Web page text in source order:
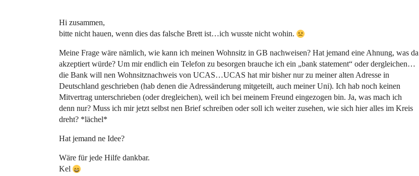
Hi zusammen,
bitte nicht hauen, wenn dies das falsche Brett ist…ich wusste nicht wohin.
Meine Frage wäre nämlich, wie kann ich meinen Wohnsitz in GB nachweisen? Hat jemand eine Ahnung, was da
akzeptiert würde? Um mir endlich ein Telefon zu besorgen brauche ich ein „bank statement“ oder dergleichen…
die Bank will nen Wohnsitznachweis von UCAS…UCAS hat mir bisher nur zu meiner alten Adresse in
Deutschland geschrieben (hab denen die Adressänderung mitgeteilt, auch meiner Uni). Ich hab noch keinen
Mitvertrag unterschrieben (oder dregleichen), weil ich bei meinem Freund eingezogen bin. Ja, was mach ich
denn nur? Muss ich mir jetzt selbst nen Brief schreiben oder soll ich weiter zusehen, wie sich hier alles im Kreis
dreht? *lächel*
Hat jemand ne Idee?
Wäre für jede Hilfe dankbar.
Kel